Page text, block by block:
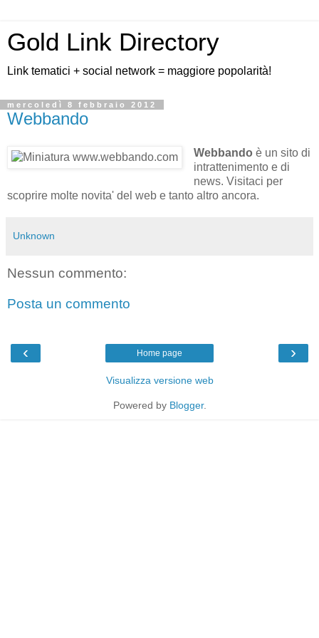
Gold Link Directory
Link tematici + social network = maggiore popolarità!
mercoledì 8 febbraio 2012
Webbando
Webbando è un sito di
intrattenimento e di
news. Visitaci per
scoprire molte novita' del web e tanto altro ancora.
Unknown
Nessun commento:
Posta un commento
‹ ›
Home page
Visualizza versione web
Powered by Blogger.